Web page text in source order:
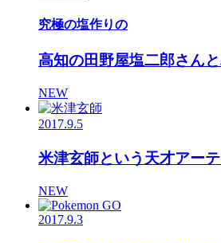
究極の塩作りの
高知の田野屋塩二郎さん
NEW
2017.9.5
米津玄師という天才アー
NEW
2017.9.3